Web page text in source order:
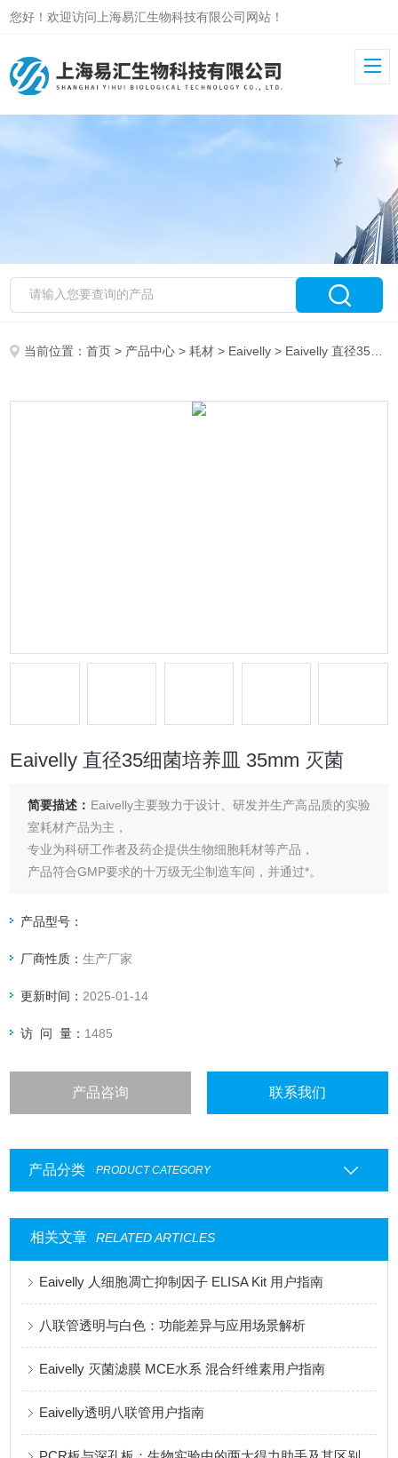
您好！欢迎访问上海易汇生物科技有限公司网站！
当前位置：首页 > 产品中心 >耗材 > Eaivelly > Eaivelly 直径35细菌培养皿 35mm 灭菌
Eaivelly 直径35细菌培养皿 35mm 灭菌
简要描述： Eaivelly主要致力于设计、研发并生产高品质的实验
室耗材产品为主，
专业为科研工作者及药企提供生物细胞耗材等产品，
产品符合GMP要求的十万级无尘制造车间，并通过*。
目前已拥有PCR管、吸头、培养皿、细胞培养板、血清移液
产品型号：
厂商性质：生产厂家
更新时间： 2025-01-14
访 问 量： 1485
产品咨询 联系我们
产品分类 PRODUCT CATEGORY
相关文章 RELATED ARTICLES
Eaivelly 人细胞凋亡抑制因子 ELISA Kit 用户指南
八联管透明与白色：功能差异与应用场景解析
Eaivelly 灭菌滤膜 MCE水系 混合纤维素用户指南
Eaivelly透明八联管用户指南